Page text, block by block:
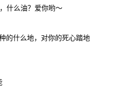
什么油？爱你哟～
的什么地，对你的死心踏地